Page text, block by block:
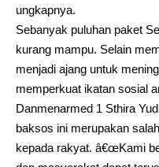
ungkapnya.
Sebanyak puluhan paket
kurang mampu. Selain
menjadi ajang untuk
memperkuat ikatan sosial
Danmenarmed 1 Sthira
baksos ini merupakan
kepada rakyat. â€œKami